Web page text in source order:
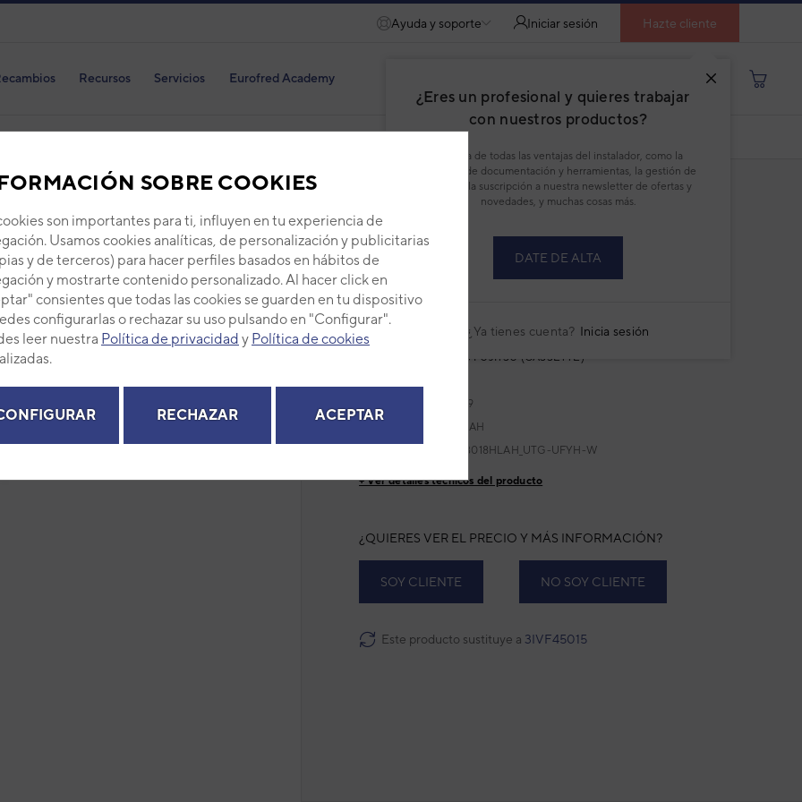
SOBRE COOKIES
son importantes para ti, influyen en tu experiencia de
Usamos cookies analíticas, de personalización y publicitarias
y de terceros) para hacer perfiles basados en hábitos de
y mostrarte contenido personalizado. Al hacer click en
consientes que todas las cookies se guarden en tu dispositivo
configurarlas o rechazar su uso pulsando en "Configurar".
leer nuestra Política de privacidad y Política de cookies
RECHAZAR ACEPTAR
Ayuda y soporte Iniciar sesión
¿Eres un profesional y quieres trabajar
con nuestros productos?
Disfruta de todas las ventajas del instalador, como la
descarga de documentación y herramientas, la gestión de
pedidos, la suscripción a nuestra newsletter de ofertas y
novedades, y muchas cosas más.
DATE DE ALTA
¿Ya tienes cuenta? Inicia sesión
Hazte cliente
Recursos Servicios Eurofred Academy
Unidad interior VRF Cassette Compacto
Fujitsu Airstage AUXB018HLAH (con
plafón)
AIRSTAGE J-VS FUJITSU (CASSETTE)
EAN: 8432884637829
AUXB018HLAH
AUXB018HLAH_UTG-UFYH-W
+ Ver detalles técnicos del producto
¿QUIERES VER EL PRECIO Y MÁS INFORMACIÓN?
SOY CLIENTE NO SOY CLIENTE
Este producto sustituye a 3IVF45015